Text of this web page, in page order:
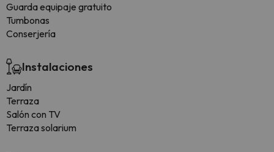
Guarda equipaje gratuito
Tumbonas
Conserjería
Instalaciones
Jardín
Terraza
Salón con TV
Terraza solarium